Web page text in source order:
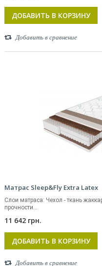
ДОБАВИТЬ В КОРЗИНУ
Добавить в сравнение
Матрас Sleep&Fly Extra Latex
Слои матраса: Чехол - ткань
прочности...
11 642 грн.
ДОБАВИТЬ В КОРЗИНУ
Добавить в сравнение